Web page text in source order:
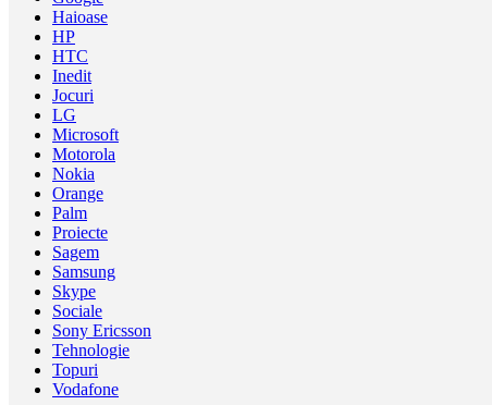
Haioase
HP
HTC
Inedit
Jocuri
LG
Microsoft
Motorola
Nokia
Orange
Palm
Proiecte
Sagem
Samsung
Skype
Sociale
Sony Ericsson
Tehnologie
Topuri
Vodafone